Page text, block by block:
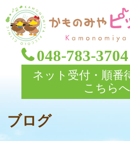
048-783-3704
ネット受付・順番
こちらへ
ブログ